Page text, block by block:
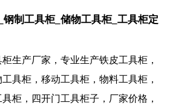
制工具柜_储物工具柜_工具柜定
生产厂家，专业生产铁皮工具柜，
具柜，移动工具柜，物料工具柜，
柜，四开门工具柜子，厂家价格，